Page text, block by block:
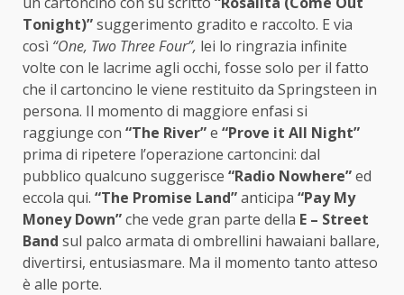
Tonight)”suggerimento gradito e raccolto. E via
così “One, Two Three Four”, lei lo ringrazia infinite
volte con le lacrime agli occhi, fosse solo per il fatto
che il cartoncino le viene restituito da Springsteen in
persona. Il momento di maggiore enfasi si
raggiunge con “The River”e “Prove it All Night”
prima di ripetere l’operazione cartoncini: dal
pubblico qualcuno suggerisce “Radio Nowhere”ed
eccola qui. “The Promise Land”anticipa “Pay My
Money Down”che vede gran parte della E – Street
Band sul palco armata di ombrellini hawaiani ballare,
divertirsi, entusiasmare. Ma il momento tanto atteso
è alle porte.